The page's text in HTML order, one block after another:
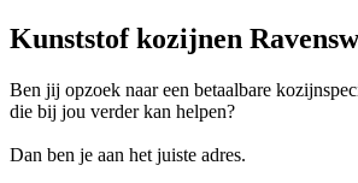
Kunststof kozijnen
Ben jij opzoek naar een betaalbare
die bij jou verder kan helpen?
Dan ben je aan het juiste adres.